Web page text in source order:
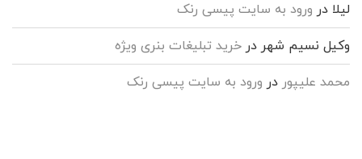
لیلا در ورود به سایت پیسی رنک
وکیل نسیم شهر در خرید تبلیغات بنری ویژه
محمد علیپور در ورود به سایت پیسی رنک